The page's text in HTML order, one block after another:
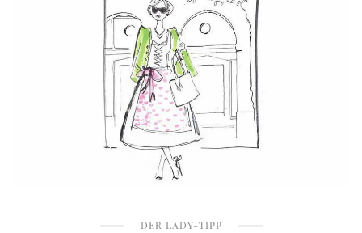
DER LADY-TIPP